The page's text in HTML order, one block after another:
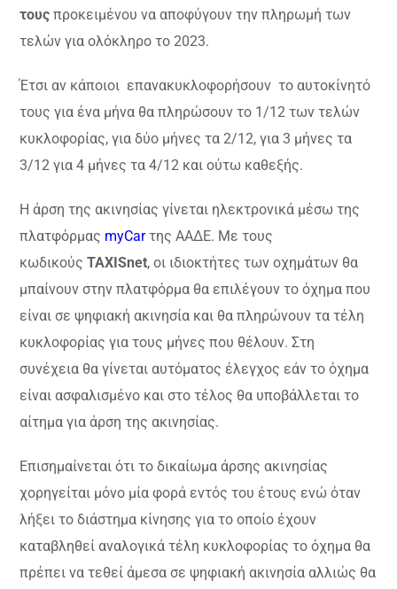
τουςπροκειμένου να αποφύγουν την πληρωμή των
τελών για ολόκληρο το 2023.
Έτσι αν κάποιοι επανακυκλοφορήσουν το αυτοκίνητό
τους για ένα μήνα θα πληρώσουν το 1/12 των τελών
κυκλοφορίας, για δύο μήνες τα 2/12, για 3 μήνες τα
3/12 για 4 μήνες τα 4/12 και ούτω καθεξής.
Η άρση της ακινησίας γίνεται ηλεκτρονικά μέσω της
πλατφόρμας myCarτης ΑΑΔΕ. Με τους
κωδικούςTAXISnet, οι ιδιοκτήτες των οχημάτων θα
μπαίνουν στην πλατφόρμα θα επιλέγουν το όχημα που
είναι σε ψηφιακή ακινησία και θα πληρώνουν τα τέλη
κυκλοφορίας για τους μήνες που θέλουν. Στη
συνέχεια θα γίνεται αυτόματος έλεγχος εάν το όχημα
είναι ασφαλισμένο και στο τέλος θα υποβάλλεται το
αίτημα για άρση της ακινησίας.
Επισημαίνεται ότι το δικαίωμα άρσης ακινησίας
χορηγείται μόνο μία φορά εντός του έτους ενώ όταν
λήξει το διάστημα κίνησης για το οποίο έχουν
καταβληθεί αναλογικά τέλη κυκλοφορίας το όχημα θα
πρέπει να τεθεί άμεσα σε ψηφιακή ακινησία αλλιώς θα